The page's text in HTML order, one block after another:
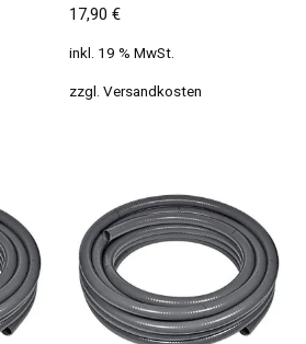
17,90€
inkl. 19 % MwSt.
zzgl.Versandkosten